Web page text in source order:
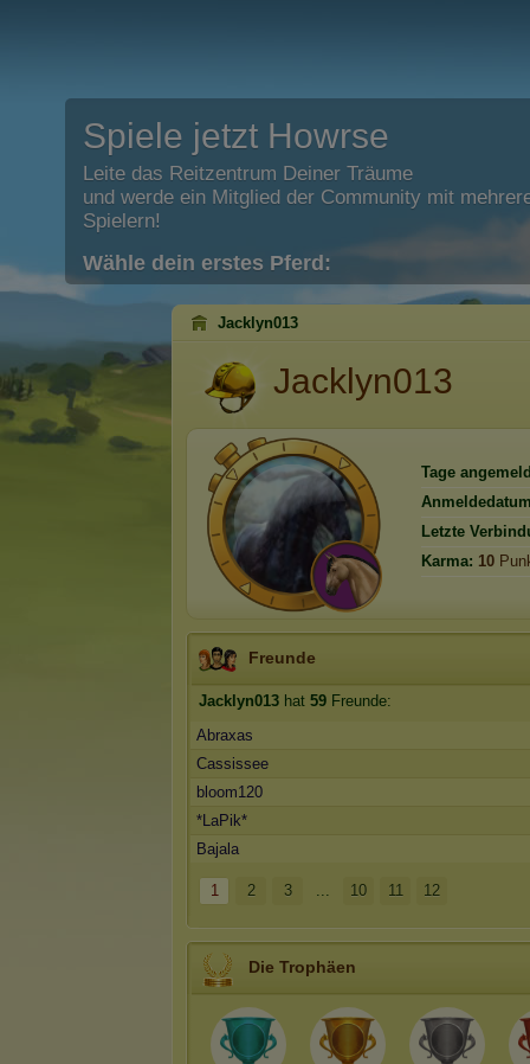
Spiele jetzt Howrse
Leite das Reitzentrum Deiner Träume
und werde ein Mitglied der Community mit
Spielern!
Wähle dein erstes Pferd:
Jacklyn013
Jacklyn013
Tage
Letzte
Karma: 10
Freunde
Jacklyn013 hat 59 Freunde:
Abraxas
Cassissee
bloom120
*LaPik*
Bajala
1 2 3 ... 10 11 12
Die Trophäen